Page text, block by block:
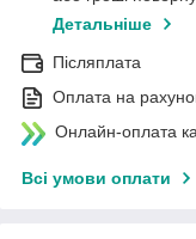
Детальніше
Післяплата
Оплата на
Онлайн-оплата
Всі умови оплати